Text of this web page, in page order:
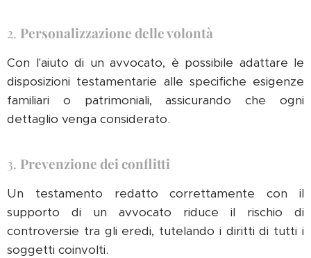
2. Personalizzazione delle volontà
Con l'aiuto di un avvocato, è possibile adattare le
disposizioni testamentarie alle specifiche esigenze
familiari o patrimoniali, assicurando che ogni
dettaglio venga considerato.
3. Prevenzione dei conflitti
Un testamento redatto correttamente con il
supporto di un avvocato riduce il rischio di
controversie tra gli eredi, tutelando i diritti di tutti i
soggetti coinvolti.